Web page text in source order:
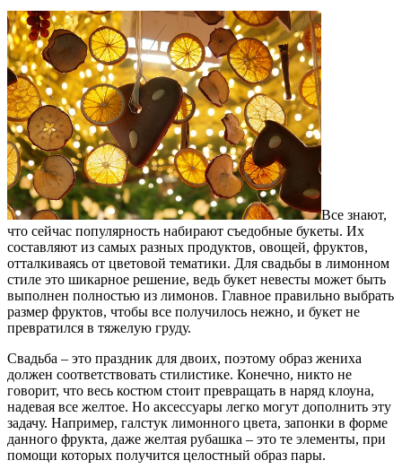
Все знают,
что сейчас популярность набирают съедобные букеты. Их
составляют из самых разных продуктов, овощей, фруктов,
отталкиваясь от цветовой тематики. Для свадьбы в лимонном
стиле это шикарное решение, ведь букет невесты может быть
выполнен полностью из лимонов. Главное правильно выбрать
размер фруктов, чтобы все получилось нежно, и букет не
превратился в тяжелую груду.
Свадьба – это праздник для двоих, поэтому образ жениха
должен соответствовать стилистике. Конечно, никто не
говорит, что весь костюм стоит превращать в наряд клоуна,
надевая все желтое. Но аксессуары легко могут дополнить эту
задачу. Например, галстук лимонного цвета, запонки в форме
данного фрукта, даже желтая рубашка – это те элементы, при
помощи которых получится целостный образ пары.